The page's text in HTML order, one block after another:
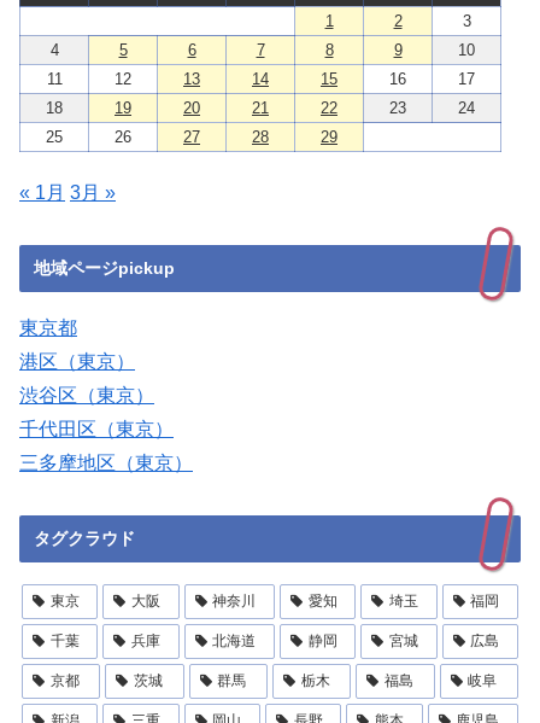
1
2
3
4
5 6 7 8 9
10
11
12 13 14 15 16
17
18
19 20 21 22 23
24
25
26 27 28 29
« 1月 3月 »
地域ページpickup
東京都
港区（東京）
渋谷区（東京）
千代田区（東京）
三多摩地区（東京）
タグクラウド
東京 大阪 神奈川 愛知 埼玉 福岡
千葉 兵庫 北海道 静岡 宮城 広島
京都 茨城 群馬 栃木 福島 岐阜